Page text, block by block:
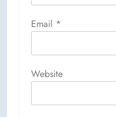
Email *
Website